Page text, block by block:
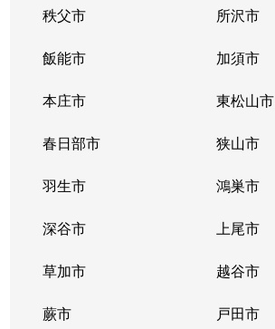
秩父市 所沢市
飯能市 加須市
本庄市 東松山市
春日部市 狭山市
羽生市 鴻巣市
深谷市 上尾市
草加市 越谷市
蕨市 戸田市